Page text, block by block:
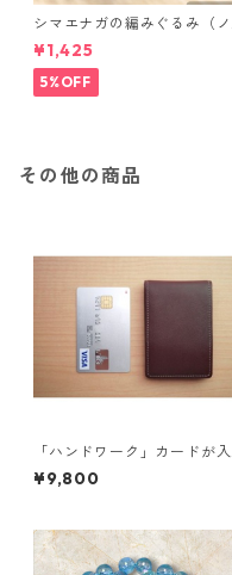
シマエナガの編みぐるみ（ノ
ーマル）
¥1,425
5%OFF
その他の商品
「ハンドワーク」カードが入
る小さな小銭入れ ネイビー
¥9,800